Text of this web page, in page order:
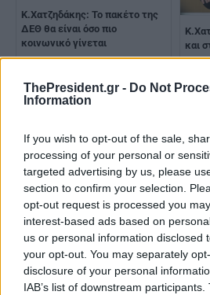
ThePresident.gr - Do Not
Information
If you wish to opt-out of the sale,
processing of your personal or
targeted advertising by us, please
section to confirm your selection.
opt-out request is processed you
interest-based ads based on
us or personal information disclosed
your opt-out. You may separately
disclosure of your personal
IAB’s list of downstream
Κ.Χατζηδάκης: Το πακέτο της
ΔΕΘ θα είναι όσο πιο
κοινωνικό γίνεται
και
Κ.Χατζηδάκης: Στη ΔΕΘ οι
πρώτες ανακοινώσεις για το
πάνε